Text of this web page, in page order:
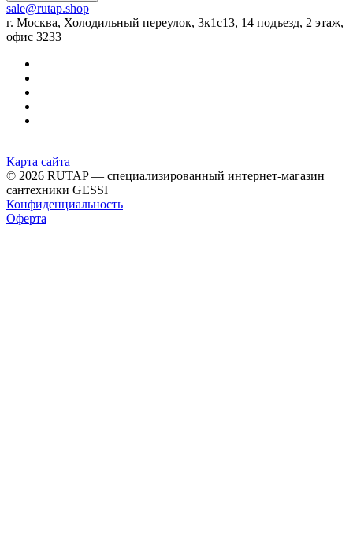
sale@rutap.shop
г. Москва, Холодильный переулок, 3к1с13, 14 подъезд, 2 этаж,
офис 3233
Карта сайта
© 2026 RUTAP — специализированный интернет-магазин
сантехники GESSI
Конфиденциальность
Оферта